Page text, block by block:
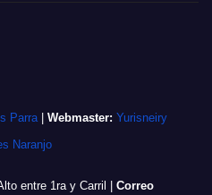
Parra| Webmaster: Yurisneiry
Naranjo
entre 1ra y Carril
Correo